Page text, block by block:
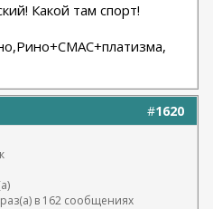
Какой там спорт!
#1620
в 162 сообщениях